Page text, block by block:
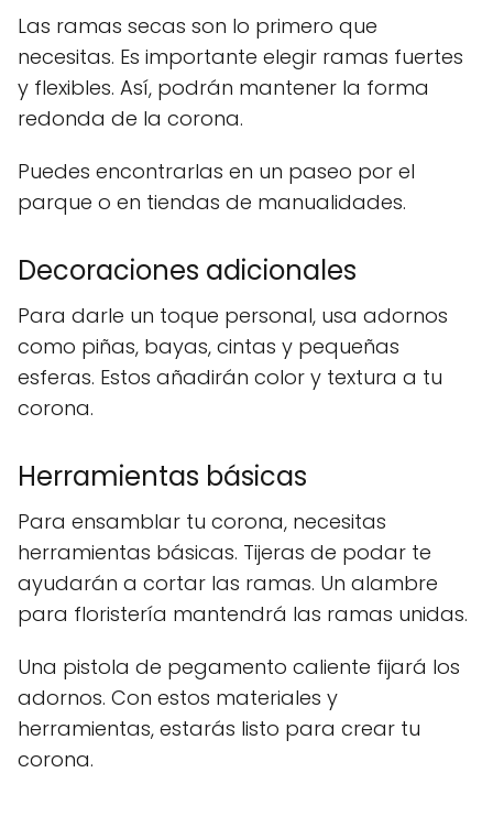
Las ramas secas son lo primero que
necesitas. Es importante elegir ramas fuertes
y flexibles. Así, podrán mantener la forma
redonda de la corona.
Puedes encontrarlas en un paseo por el
parque o en tiendas de manualidades.
Decoraciones adicionales
Para darle un toque personal, usa adornos
como piñas, bayas, cintas y pequeñas
esferas. Estos añadirán color y textura a tu
corona.
Herramientas básicas
Para ensamblar tu corona, necesitas
herramientas básicas. Tijeras de podar te
ayudarán a cortar las ramas. Un alambre
para floristería mantendrá las ramas unidas.
Una pistola de pegamento caliente fijará los
adornos. Con estos materiales y
herramientas, estarás listo para crear tu
corona.